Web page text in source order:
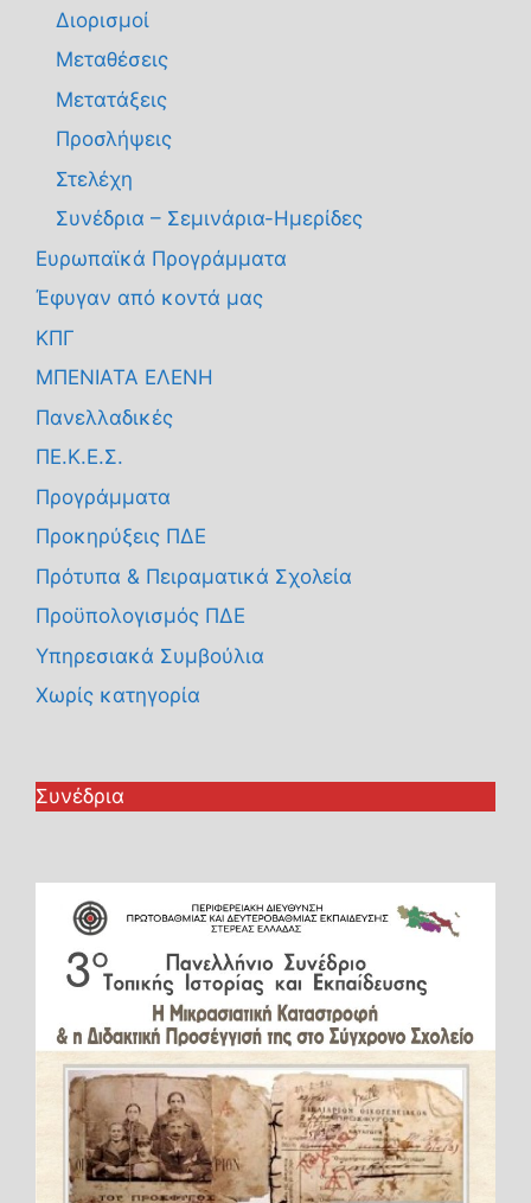
Διορισμοί
Μεταθέσεις
Μετατάξεις
Προσλήψεις
Στελέχη
Συνέδρια – Σεμινάρια-Ημερίδες
Ευρωπαϊκά Προγράμματα
Έφυγαν από κοντά μας
ΚΠΓ
ΜΠΕΝΙΑΤΑ ΕΛΕΝΗ
Πανελλαδικές
ΠΕ.Κ.Ε.Σ.
Προγράμματα
Προκηρύξεις ΠΔΕ
Πρότυπα & Πειραματικά Σχολεία
Προϋπολογισμός ΠΔΕ
Υπηρεσιακά Συμβούλια
Χωρίς κατηγορία
Συνέδρια